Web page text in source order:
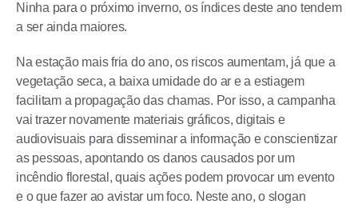
Ninha para o próximo inverno, os índices deste ano tendem
a ser ainda maiores.
Na estação mais fria do ano, os riscos aumentam, já que a
vegetação seca, a baixa umidade do ar e a estiagem
facilitam a propagação das chamas. Por isso, a campanha
vai trazer novamente materiais gráficos, digitais e
audiovisuais para disseminar a informação e conscientizar
as pessoas, apontando os danos causados por um
incêndio florestal, quais ações podem provocar um evento
e o que fazer ao avistar um foco. Neste ano, o slogan